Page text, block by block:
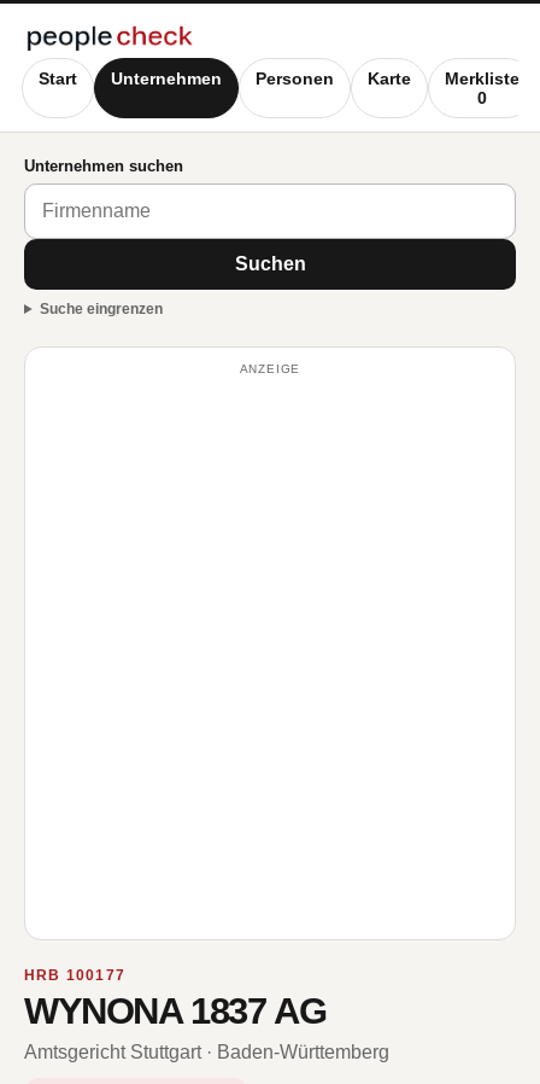
Start Unternehmen Personen Karte
Merkliste
0
Unternehmen suchen
Suchen
Suche eingrenzen
ANZEIGE
HRB 100177
WYNONA 1837 AG
Amtsgericht Stuttgart · Baden-Württemberg